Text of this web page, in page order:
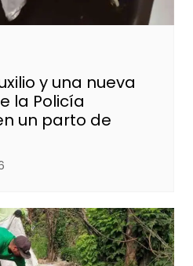
y una nueva
la Policía
un parto de